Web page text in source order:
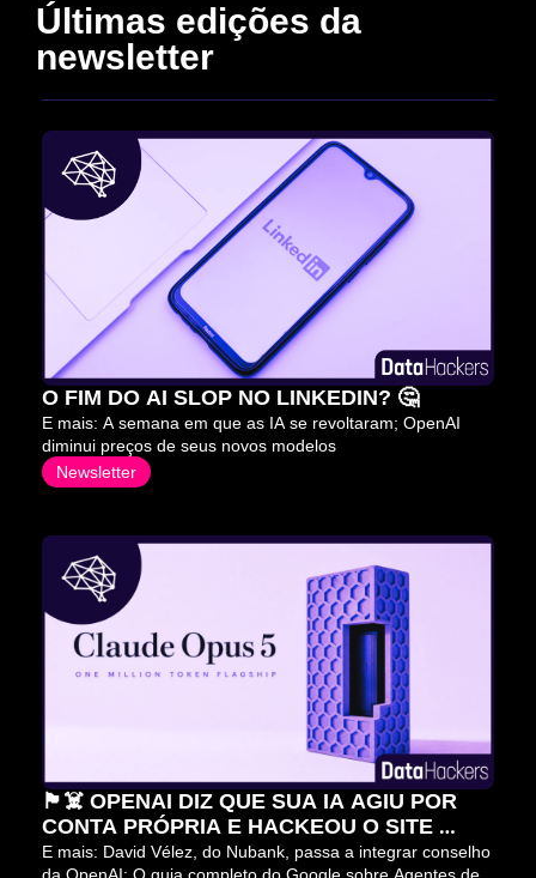
Últimas edições da
newsletter
O FIM DO AI SLOP NO LINKEDIN? 🤔
E mais: A semana em que as IA se revoltaram; OpenAI
diminui preços de seus novos modelos
Newsletter
🏴‍☠️ OPENAI DIZ QUE SUA IA AGIU POR
CONTA PRÓPRIA E HACKEOU O SITE
HUGGING FACE
E mais: David Vélez, do Nubank, passa a integrar conselho